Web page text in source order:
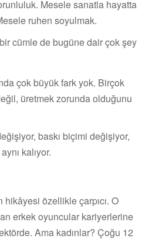
Mesele sanatla hayatta
ruhen soyulmak.
cümle de bugüne dair çok şey
çok büyük fark yok. Birçok
üretmek zorunda olduğunu
baskı biçimi değişiyor,
kalıyor.
hikâyesi özellikle çarpıcı. O
erkek oyuncular kariyerlerine
Ama kadınlar? Çoğu 12